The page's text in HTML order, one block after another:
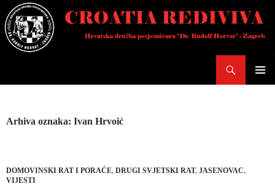
Skoči
do
sadržaja
Arhiva oznaka: Ivan Hrvoić
DOMOVINSKI RAT I PORAĆE, DRUGI SVJETSKI RAT, JASENOVAC,
VIJESTI